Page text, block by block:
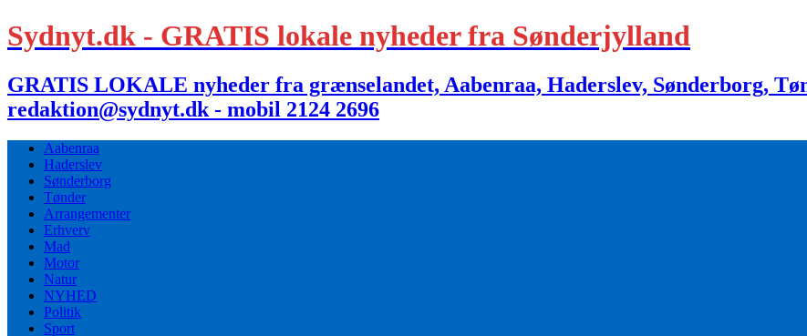
Sydnyt.dk - GRATIS lokale nyheder fra Sønderjylland
GRATIS LOKALE nyheder fra grænselandet, Aabenraa, Haderslev, Sønderborg,
redaktion@sydnyt.dk - mobil 2124 2696
Aabenraa
Haderslev
Sønderborg
Tønder
Arrangementer
Erhverv
Mad
Motor
Natur
NYHED
Politik
Sport